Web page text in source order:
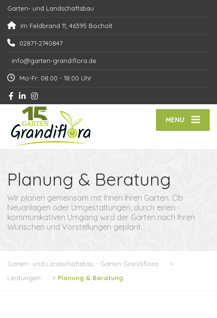
Garten- und Landschaftsbau
Im Feldbrand 11, 46395 Bocholt
02871-2740847
info@garten-grandiflora.de
Mo-Fr: 08:00 - 18:00 Uhr
MENU
Planung & Beratung
Wir planen gemeinsam mit Ihnen Ihren Garten. Ob
Neuanlagen oder Umgestaltungen, durch einen
kommunikativen Umgang wird der Garten nach Ihren
Wünschen und Vorstellungen geplant.
Garten- und Landschaftsbau - Garten Grandiflora
>
Leistungen
> Planung & Beratung